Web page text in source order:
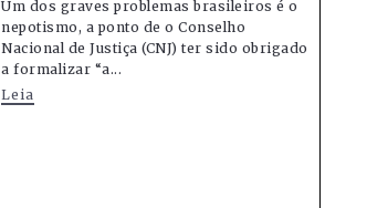
Um dos graves problemas brasileiros é o
nepotismo, a ponto de o Conselho
Nacional de Justiça (CNJ) ter sido obrigado
a formalizar “a...
Leia